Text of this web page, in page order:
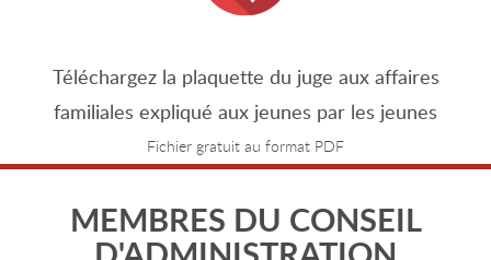
Téléchargez la plaquette du juge aux affaires
familiales expliqué aux jeunes par les jeunes
Fichier gratuit au format PDF
MEMBRES DU CONSEIL